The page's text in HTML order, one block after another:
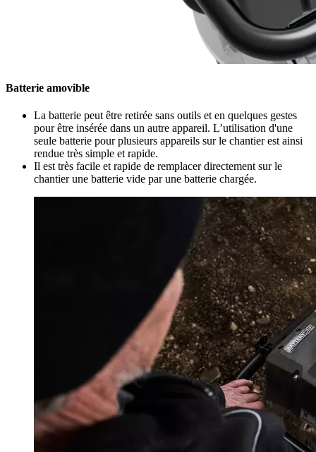
Batterie amovible
La batterie peut être retirée sans outils et en quelques gestes
pour être insérée dans un autre appareil. L’utilisation d'une
seule batterie pour plusieurs appareils sur le chantier est ainsi
rendue très simple et rapide.
Il est très facile et rapide de remplacer directement sur le
chantier une batterie vide par une batterie chargée.